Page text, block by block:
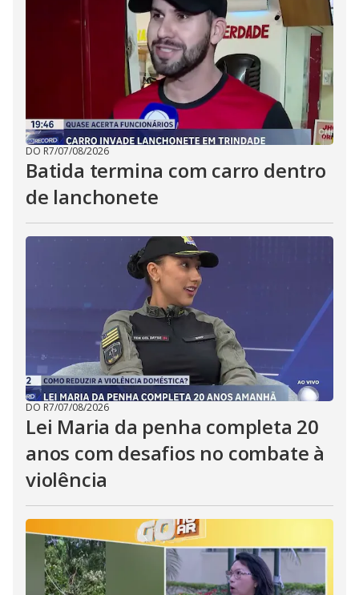
DO R7/07/08/2026
Batida termina com carro dentro
de lanchonete
DO R7/07/08/2026
Lei Maria da penha completa 20
anos com desafios no combate à
violência